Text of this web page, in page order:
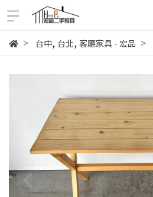
台中, 台北, 客廳家具 - 宏品